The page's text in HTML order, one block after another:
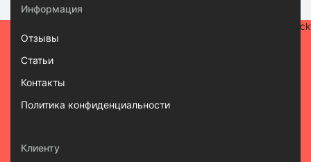
Информация
Отзывы
Статьи
Контакты
Политика конфиденциальности
Клиенту